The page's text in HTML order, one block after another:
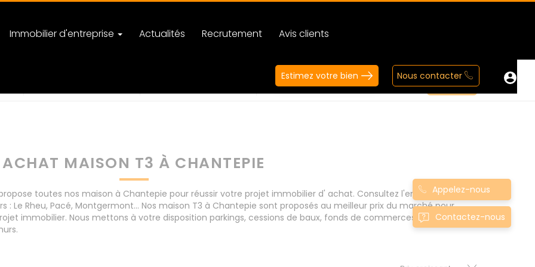
Immobilier d'entreprise Actualités Recrutement Avis clients
Estimez votre bien Nous contacter
ACHAT MAISON T3 À CHANTEPIE
toutes nos maison à Chantepie pour réussir votre projet immobilier d' achat. Consultez l'ensemble de
Le Rheu, Pacé, Montgermont... Nos maison T3 à Chantepie sont proposés au meilleur prix du marché pour
immobilier. Nous mettons à votre disposition parkings, cessions de baux, fonds de commerces,
Appelez-nous
Contactez-nous